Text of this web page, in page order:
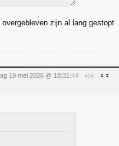
zijn al lang gestopt
19 mei 2026 @ 18:31 :44 #54